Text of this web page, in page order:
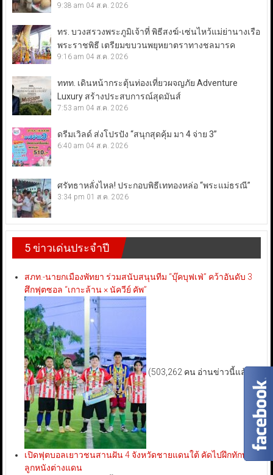
9:38 am 04 ส.ค. 2026
ทร. บวงสรวงพระภูมิเจ้าที่ พิธีสงฆ์-เซ่นไหว้แม่ย่านางเรือ
พระราชพิธี เตรียมขบวนพยุหยาตราทางชลมารค
9:16 am 04 ส.ค. 2026
ททท. เดินหน้ากระตุ้นท่องเที่ยวผจญภัย Adventure
Luxury สร้างประสบการณ์สุดมันส์
7:53 am 04 ส.ค. 2026
ดรีมเวิลด์ ส่งโปรปัง “สนุกสุดคุ้ม มา 4 จ่าย 3”
6:40 am 04 ส.ค. 2026
ศรัทธาหลั่งไหล! ประกอบพิธีเททองหล่อ “พระแม่ธรณี”
3:34 pm 01 ส.ค. 2026
5 ข่าวเด่นประจำปี
สภท.-นายกเมืองพัทยา ร่วมสนับสนุนทีม “บุ๊คบุฟเฟ่” คว้าอันดับ 3
ศึกฟุตซอล “เกาะล้าน × นัควีย์ คัพ”
(503,262 คน อ่านข่าวนี้แล้ว)
เปิดฟุตบอลเยาวชนสานฝัน 4 จังหวัดชายแดนใต้ คัดไปฝึกทักษะ
ลูกหนังต่างแดน